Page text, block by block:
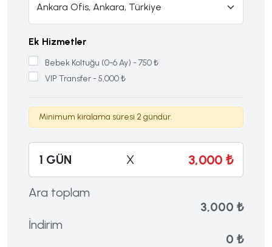
Ek Hizmetler
Bebek Koltuğu (0-6 Ay) - 750 ₺
VIP Transfer - 5,000 ₺
Minimum kiralama süresi 2 gündür.
1 GÜN X 3,000 ₺
Ara toplam
3,000 ₺
İndirim
0 ₺